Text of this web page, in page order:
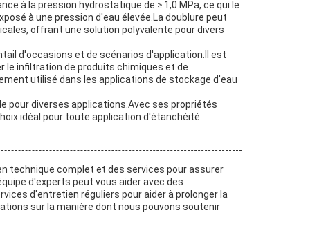
à la pression hydrostatique de ≥ 1,0 MPa, ce qui le
à une pression d'eau élevée.La doublure peut
offrant une solution polyvalente pour divers
d'occasions et de scénarios d'application.Il est
le infiltration de produits chimiques et de
utilisé dans les applications de stockage d'eau
pour diverses applications.Avec ses propriétés
idéal pour toute application d'étanchéité.
technique complet et des services pour assurer
d'experts peut vous aider avec des
d'entretien réguliers pour aider à prolonger la
sur la manière dont nous pouvons soutenir